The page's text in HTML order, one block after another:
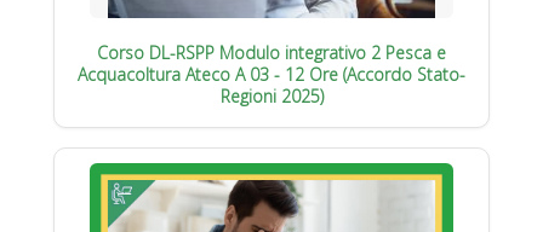
Corso DL-RSPP Modulo integrativo 2 Pesca e
Acquacoltura Ateco A 03 - 12 Ore (Accordo Stato-
Regioni 2025)